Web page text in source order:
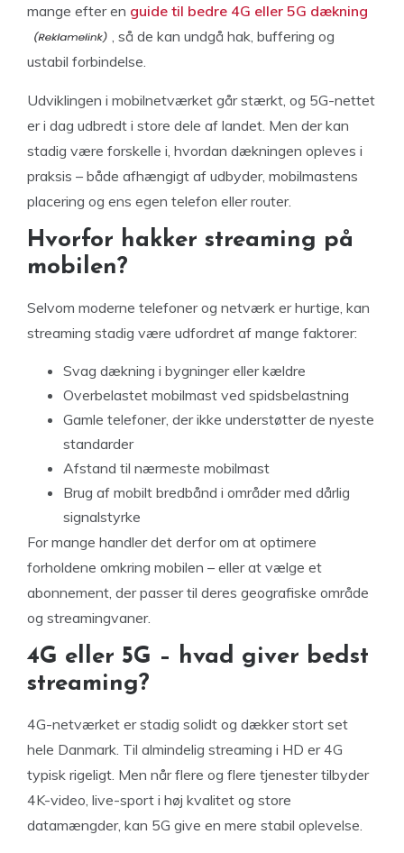
mange efter en guide til bedre 4G eller 5G dækning
, så de kan undgå hak, buffering og
ustabil forbindelse.
Udviklingen i mobilnetværket går stærkt, og 5G-nettet
er i dag udbredt i store dele af landet. Men der kan
stadig være forskelle i, hvordan dækningen opleves i
praksis – både afhængigt af udbyder, mobilmastens
placering og ens egen telefon eller router.
Hvorfor hakker streaming på
mobilen?
Selvom moderne telefoner og netværk er hurtige, kan
streaming stadig være udfordret af mange faktorer:
Svag dækning i bygninger eller kældre
Overbelastet mobilmast ved spidsbelastning
Gamle telefoner, der ikke understøtter de nyeste
standarder
Afstand til nærmeste mobilmast
Brug af mobilt bredbånd i områder med dårlig
signalstyrke
For mange handler det derfor om at optimere
forholdene omkring mobilen – eller at vælge et
abonnement, der passer til deres geografiske område
og streamingvaner.
4G eller 5G – hvad giver bedst
streaming?
4G-netværket er stadig solidt og dækker stort set
hele Danmark. Til almindelig streaming i HD er 4G
typisk rigeligt. Men når flere og flere tjenester tilbyder
4K-video, live-sport i høj kvalitet og store
datamængder, kan 5G give en mere stabil oplevelse.